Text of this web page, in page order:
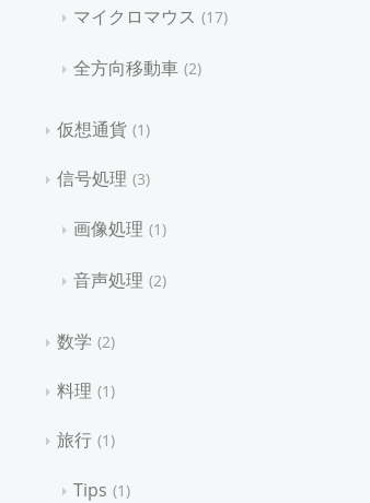
マイクロマウス 17
全方向移動車 2
仮想通貨 1
信号処理 3
画像処理 1
音声処理 2
数学 2
料理 1
旅行 1
Tips 1